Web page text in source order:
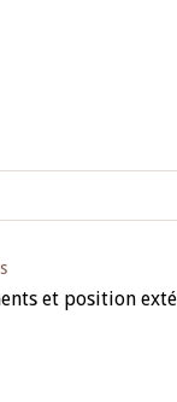
et position